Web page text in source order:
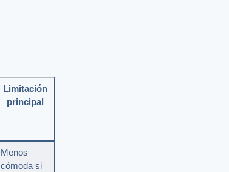
Limitación
principal
Menos
cómoda si